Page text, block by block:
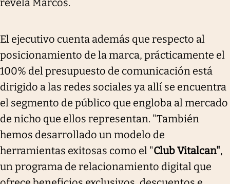
revela Marcos.
El ejecutivo cuenta además que respecto al
posicionamiento de la marca, prácticamente el
100% del presupuesto de comunicación está
dirigido a las redes sociales ya allí se encuentra
el segmento de público que engloba al mercado
de nicho que ellos representan. "También
hemos desarrollado un modelo de
herramientas exitosas como el "Club Vitalcan",
un programa de relacionamiento digital que